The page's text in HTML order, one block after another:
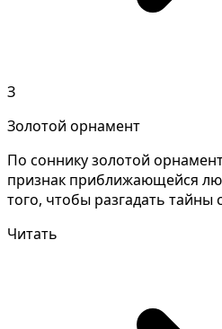
З
Золотой орнамент
По соннику золотой
признак приближающейся
того, чтобы разгадать тайны
Читать